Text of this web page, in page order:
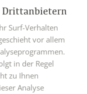
Drittanbietern
Surf-Verhalten
vor allem
in der Regel
zu Ihnen
Analyse